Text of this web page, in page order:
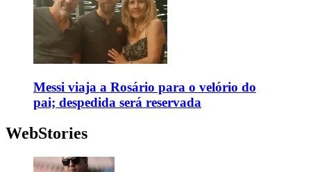
Messi viaja a Rosário para o velório do
pai; despedida será reservada
WebStories